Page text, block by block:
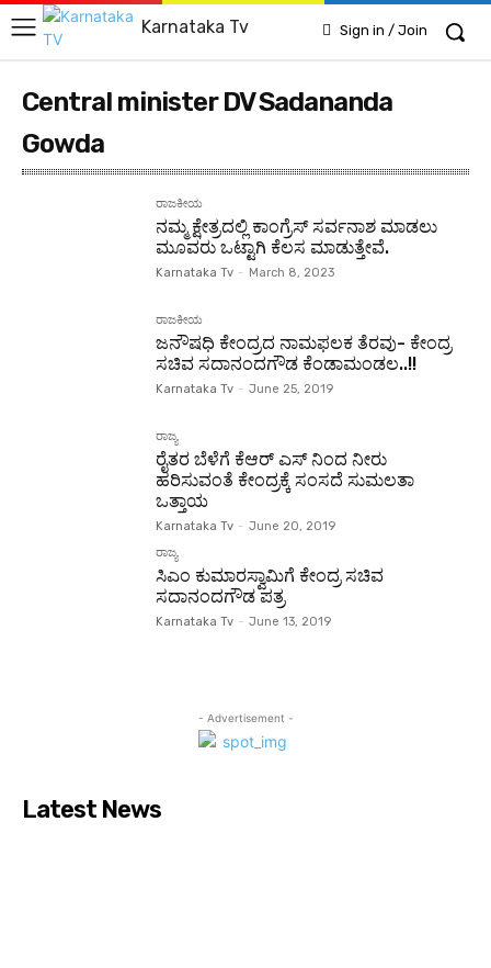
Karnataka Tv Sign in / Join
Central minister DV Sadananda
Gowda
ರಾಜಕೀಯ
ನಮ್ಮ ಕ್ಷೇತ್ರದಲ್ಲಿ ಕಾಂಗ್ರೆಸ್ ಸರ್ವನಾಶ ಮಾಡಲು
ಮೂವರು ಒಟ್ಟಾಗಿ ಕೆಲಸ ಮಾಡುತ್ತೇವೆ.
Karnataka Tv - March 8, 2023
ರಾಜಕೀಯ
ಜನೌಷಧಿ ಕೇಂದ್ರದ ನಾಮಫಲಕ ತೆರವು- ಕೇಂದ್ರ
ಸಚಿವ ಸದಾನಂದಗೌಡ ಕೆಂಡಾಮಂಡಲ..!!
Karnataka Tv - June 25, 2019
ರಾಜ್ಯ
ರೈತರ ಬೆಳೆಗೆ ಕೆಆರ್ ಎಸ್ ನಿಂದ ನೀರು
ಹರಿಸುವಂತೆ ಕೇಂದ್ರಕ್ಕೆ ಸಂಸದೆ ಸುಮಲತಾ
ಒತ್ತಾಯ
Karnataka Tv - June 20, 2019
ರಾಜ್ಯ
ಸಿಎಂ ಕುಮಾರಸ್ವಾಮಿಗೆ ಕೇಂದ್ರ ಸಚಿವ
ಸದಾನಂದಗೌಡ ಪತ್ರ
Karnataka Tv - June 13, 2019
- Advertisement -
Latest News